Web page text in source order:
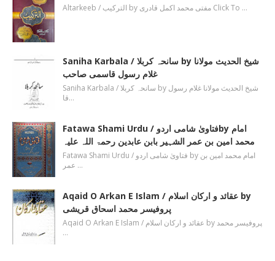
Altarkeeb / الترکیب by مفتی محمد اکمل قادری Click To …
Saniha Karbala / سانحہ کربلا by شیخ الحدیث مولانا
غلام رسول قاسمی صاحب
Saniha Karbala / سانحہ کربلا by شیخ الحدیث مولانا غلام رسول
قا…
Fatawa Shami Urdu / فتاویٰ شامی اردوby امام
محمد امین بن عمر الشہیر بابن عابدین رحمۃ اللہ علیہ
Fatawa Shami Urdu / فتاویٰ شامی اردو by امام محمد امین بن
عمر …
Aqaid O Arkan E Islam / عقائد و ارکان اسلام by
پروفیسر محمد اسحاق قریشی
Aqaid O Arkan E Islam / عقائد و ارکان اسلام by پروفیسر محمد
…